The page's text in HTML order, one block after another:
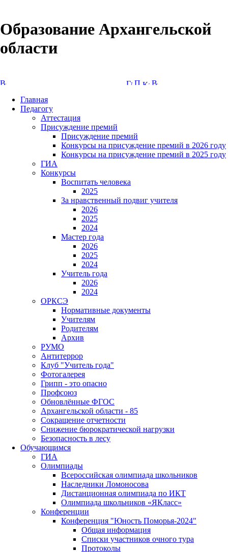
Образование Архангельской
области
Главная
Педагогу
Аттестация
Присуждение премий
Присуждение премий
Конкурсы на присуждение премий в 2026 году
Конкурсы на присуждение премий в 2025 году
ГИА
Конкурсы
Воспитать человека
2025
За нравственный подвиг учителя
2026
2025
2024
Мастер года
2026
2025
2024
Учитель года
2026
2024
ОРКСЭ
Нормативные документы
Учителям
Родителям
Архив
РУМО
Антитеррор
Клуб "Учитель года"
Фотогалерея
Грипп - это опасно
Профсоюз
Обновлённые ФГОС
Архангельской области - 85
Сокращение отчетности
Снижение бюрократической нагрузки
Безопасность в лесу
Обучающимся
ГИА
Олимпиады
Всероссийская олимпиада школьников
Наследники Ломоносова
Дистанционная олимпиада по ИКТ
Олимпиада школьников «ЯКласс»
Конференции
Конференция "Юность Поморья-2024"
Общая информация
Списки участников очного тура
Протоколы